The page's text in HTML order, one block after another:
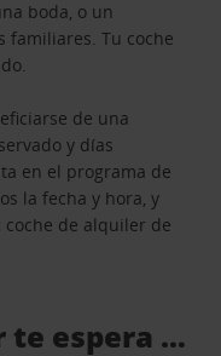
boda, o un
familiares. Tu coche
de una
y días
en el programa de
la fecha y hora, y
de alquiler de
te espera …